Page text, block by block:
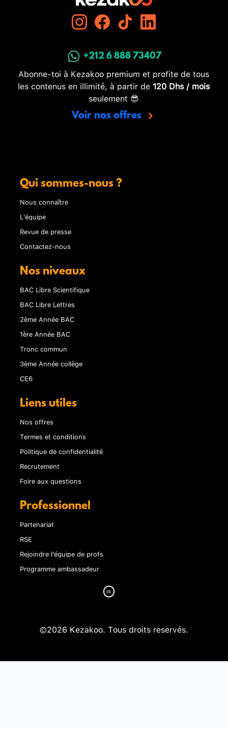
+212 6 888 73407
Abonne-toi à Kezakoo premium et profite de tous
les contenus en illimité, à partir de 120 Dhs / mois
seulement 😎
Voir nos offres
Qui sommes-nous ?
Nous connaître
L'équipe
Revue de presse
Contactez-nous
Nos niveaux
BAC Libre Scientifique
BAC Libre Lettres
2ème Année BAC
1ère Année BAC
Tronc commun
3ème Année collège
CE6
Liens utiles
Nos offres
Termes et conditions
Politique de confidentialité
Recrutement
Foire aux questions
Professionnel
Partenariat
RSE
Rejoindre l'équipe de profs
Programme ambassadeur
©2026 Kezakoo. Tous droits reservés.